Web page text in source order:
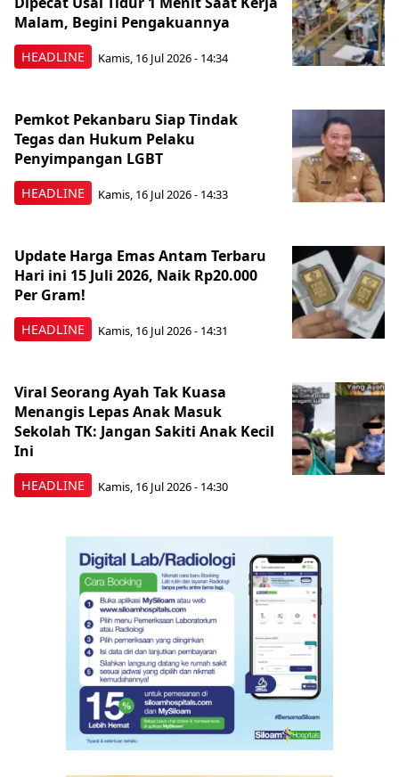
HEADLINE
Malam, Begini Pengakuannya
Kamis, 16 Jul 2026 - 14:34
HEADLINE
Pemkot Pekanbaru Siap Tindak
Tegas dan Hukum Pelaku
Penyimpangan LGBT
Kamis, 16 Jul 2026 - 14:33
HEADLINE
Update Harga Emas Antam Terbaru
Hari ini 15 Juli 2026, Naik Rp20.000
Per Gram!
Kamis, 16 Jul 2026 - 14:31
HEADLINE
Viral Seorang Ayah Tak Kuasa
Menangis Lepas Anak Masuk
Sekolah TK: Jangan Sakiti Anak Kecil
Ini
Kamis, 16 Jul 2026 - 14:30